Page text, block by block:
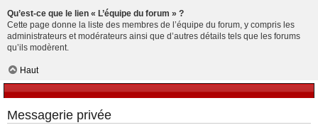
Qu’est-ce que le lien « L’équipe du forum » ?
Cette page donne la liste des membres de l’équipe du forum, y compris les
administrateurs et modérateurs ainsi que d’autres détails tels que les forums
qu’ils modèrent.
Haut
Messagerie privée